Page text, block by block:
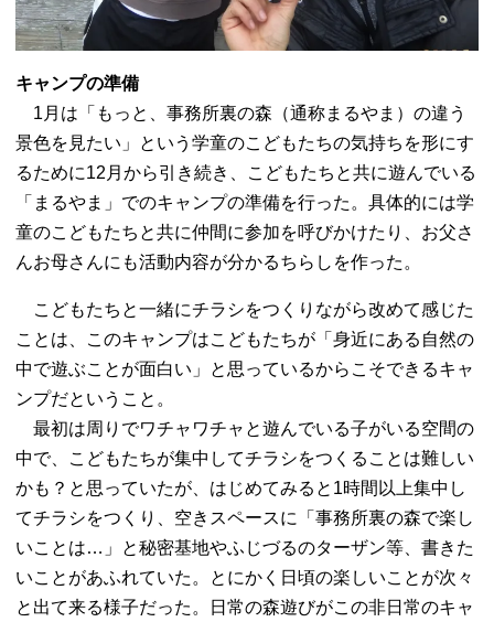
キャンプの準備
1月は「もっと、事務所裏の森（通称まるやま）の違う
景色を見たい」という学童のこどもたちの気持ちを形にす
るために12月から引き続き、こどもたちと共に遊んでいる
「まるやま」でのキャンプの準備を行った。具体的には学
童のこどもたちと共に仲間に参加を呼びかけたり、お父さ
んお母さんにも活動内容が分かるちらしを作った。
こどもたちと一緒にチラシをつくりながら改めて感じた
ことは、このキャンプはこどもたちが「身近にある自然の
中で遊ぶことが面白い」と思っているからこそできるキャ
ンプだということ。
最初は周りでワチャワチャと遊んでいる子がいる空間の
中で、こどもたちが集中してチラシをつくることは難しい
かも？と思っていたが、はじめてみると1時間以上集中し
てチラシをつくり、空きスペースに「事務所裏の森で楽し
いことは…」と秘密基地やふじづるのターザン等、書きた
いことがあふれていた。とにかく日頃の楽しいことが次々
と出て来る様子だった。日常の森遊びがこの非日常のキャ